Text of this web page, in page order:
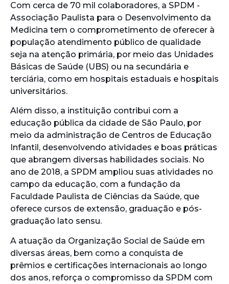
Com cerca de 70 mil colaboradores, a SPDM -
Associação Paulista para o Desenvolvimento da
Medicina tem o comprometimento de oferecer à
população atendimento público de qualidade
seja na atenção primária, por meio das Unidades
Básicas de Saúde (UBS) ou na secundária e
terciária, como em hospitais estaduais e hospitais
universitários.
Além disso, a instituição contribui com a
educação pública da cidade de São Paulo, por
meio da administração de Centros de Educação
Infantil, desenvolvendo atividades e boas práticas
que abrangem diversas habilidades sociais. No
ano de 2018, a SPDM ampliou suas atividades no
campo da educação, com a fundação da
Faculdade Paulista de Ciências da Saúde, que
oferece cursos de extensão, graduação e pós-
graduação lato sensu.
A atuação da Organização Social de Saúde em
diversas áreas, bem como a conquista de
prêmios e certificações internacionais ao longo
dos anos, reforça o compromisso da SPDM com